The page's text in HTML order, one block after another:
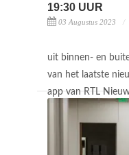
19:30 UUR
03 Augustus 2023
uit binnen- en
van het laatste
app van RTL